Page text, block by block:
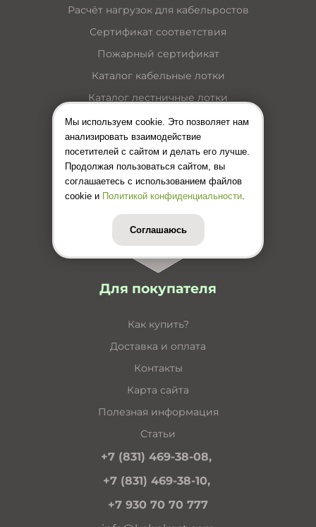
Расчёт нагрузок для кабельростов
Сертификат соответствия
Пожарный сертификат
Каталог кабельные лотки
Каталог лестничные лотки
Каталог кабельные короба
Каталог несущие конструкции
Инструкция по монтажу лотков
Цены (Прайс-лист)
Для покупателя
Как купить?
Доставка и оплата
Контакты
Карта сайта
Полезная информация
Статьи
+7 (831) 469-38-08,
+7 (831) 469-38-10,
+7 930 70 70 777
Мы используем cookie. Это позволяет нам
анализировать взаимодействие
посетителей с сайтом и делать его лучше.
Продолжая пользоваться сайтом, вы
соглашаетесь с использованием файлов
cookie и Политикой конфиденциальности.
Соглашаюсь